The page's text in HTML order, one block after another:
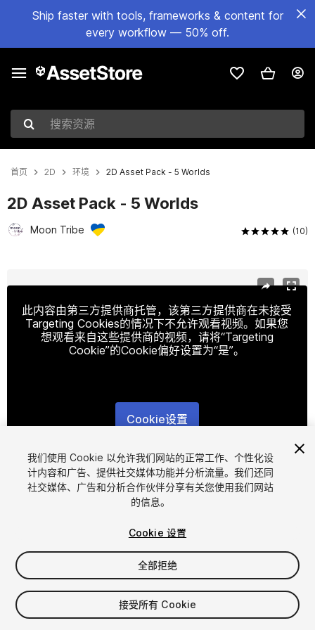
Ship faster with tools, frameworks & content for
every workflow — 50% off.
搜索资源
首页 2D 环境 2D Asset Pack - 5 Worlds
2D Asset Pack - 5 Worlds
Moon Tribe (10)
此内容由第三方提供商托管，该第三方提供商在未接受
Targeting Cookies的情况下不允许观看视频。如果您
想观看来自这些提供商的视频，请将“Targeting
Cookie”的Cookie偏好设置为“是”。
Cookie设置
1/14
$29
增值税将在结算时计算
我们使用 Cookie 以允许我们网站的正常工作、个性化设
计内容和广告、提供社交媒体功能并分析流量。我们还同
社交媒体、广告和分析合作伙伴分享有关您使用我们网站
的信息。
Cookie 设置
全部拒绝
接受所有 Cookie